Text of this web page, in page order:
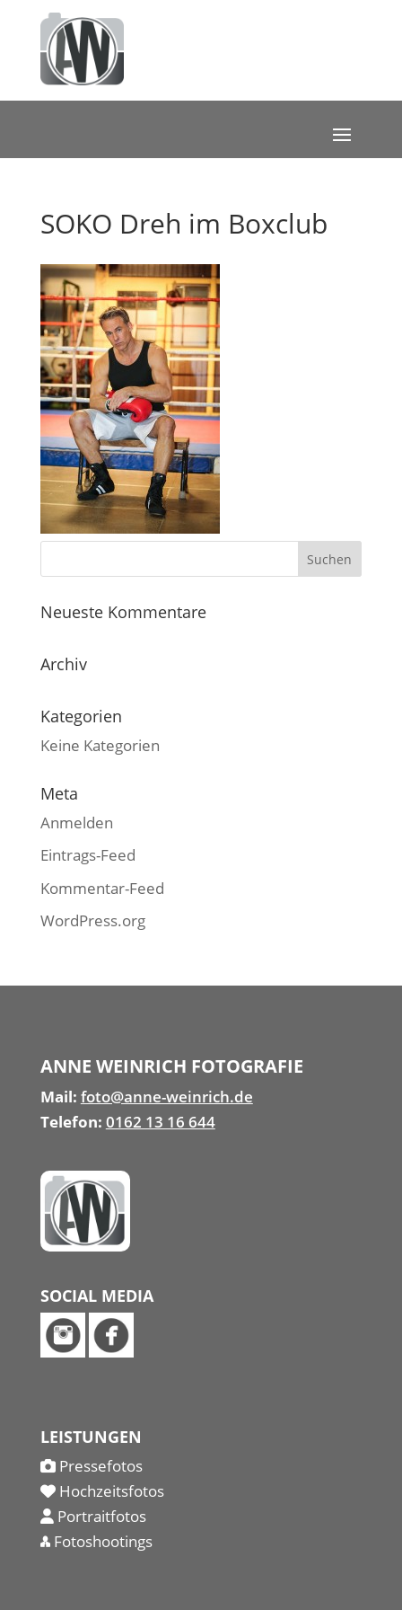
SOKO Dreh im Boxclub
Neueste Kommentare
Archiv
Kategorien
Keine Kategorien
Meta
Anmelden
Eintrags-Feed
Kommentar-Feed
WordPress.org
ANNE WEINRICH FOTOGRAFIE
Mail: foto@anne-weinrich.de
Telefon: 0162 13 16 644
SOCIAL MEDIA
LEISTUNGEN
Pressefotos
Hochzeitsfotos
Portraitfotos
Fotoshootings